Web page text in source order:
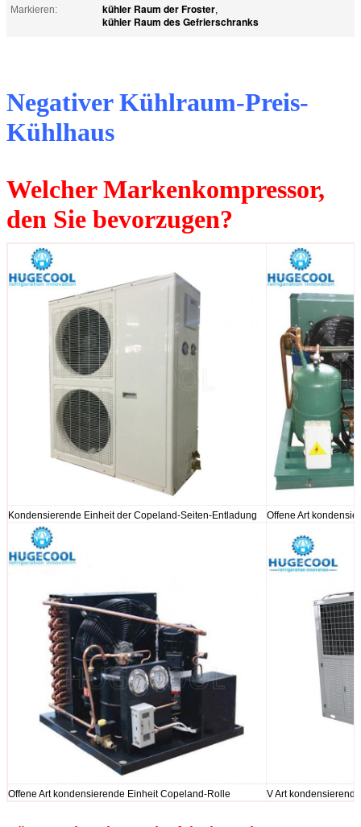
Markieren:
kühler Raum der Froster,
kühler Raum des Gefrierschranks
Negativer Kühlraum-Preis-
Kühlhaus
Welcher Markenkompressor,
den Sie bevorzugen?
Kondensierende Einheit der Copeland-Seiten-Entladung Offene Art
Offene Art kondensierende Einheit Copeland-Rolle V Art